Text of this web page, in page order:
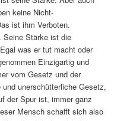
keine Nicht-
ist ihm Verboten.
Seine Stärke ist die
was er tut macht oder
Einzigartig und
vom Gesetz und der
unerschütterliche Gesetz,
der Spur ist, immer ganz
Mensch schafft sich also